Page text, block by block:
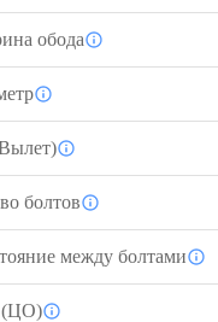
обода
болтов
между болтами
(ЦО)